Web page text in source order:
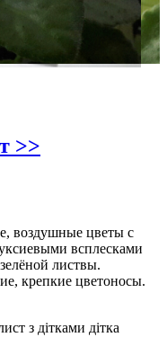
>>
воздушные цветы с
всплесками
листвы.
крепкие цветоносы.
з дітками дітка